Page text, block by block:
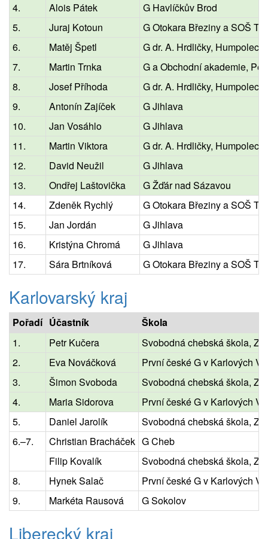
4.
Alois Pátek
G Havlíčkův Brod
5.
Juraj Kotoun
G Otokara Březiny a SOŠ
6.
Matěj Špetl
G dr. A. Hrdličky, Humpolec
7.
Martin Trnka
G a Obchodní akademie,
8.
Josef Příhoda
G dr. A. Hrdličky, Humpolec
9.
Antonín Zajíček
G Jihlava
10.
Jan Vosáhlo
G Jihlava
11.
Martin Viktora
G dr. A. Hrdličky, Humpolec
12.
David Neužil
G Jihlava
13.
Ondřej Laštovička
G Žďár nad Sázavou
14.
Zdeněk Rychlý
G Otokara Březiny a SOŠ
15.
Jan Jordán
G Jihlava
16.
Kristýna Chromá
G Jihlava
17.
Sára Brtníková G Otokara Březiny a SOŠ
Karlovarský kraj
Pořadí Účastník
Škola
1.
Petr Kučera
Svobodná chebská škola,
2.
Eva Nováčková
První české G v Karlových
3.
Šimon Svoboda
Svobodná chebská škola,
4.
Maria Sidorova
První české G v Karlových
5.
Daniel Jarolík
Svobodná chebská škola,
6.–7.
Christian Bracháček G Cheb
Filip Kovalík
Svobodná chebská škola,
8.
Hynek Salač
První české G v Karlových
9.
Markéta Rausová G Sokolov
Liberecký kraj